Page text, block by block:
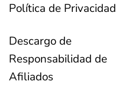
Política de Privacidad
Descargo de
Responsabilidad de
Afiliados